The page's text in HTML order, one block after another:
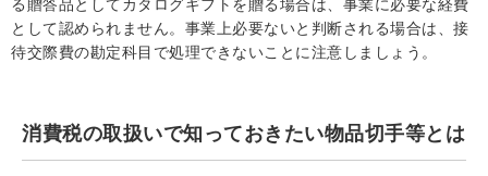
として認められません。事業上必要ないと判断される場合は、接
待交際費の勘定科目で処理できないことに注意しましょう。
消費税の取扱いで知っておきたい物品切手等とは